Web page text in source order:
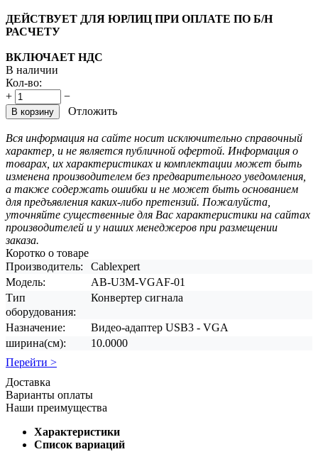
ДЕЙСТВУЕТ ДЛЯ ЮРЛИЦ ПРИ ОПЛАТЕ ПО Б/Н
РАСЧЕТУ
ВКЛЮЧАЕТ НДС
В наличии
Кол-во:
+
−
В корзину Отложить
Вся информация на сайте носит исключительно справочный
характер, и не является публичной офертой. Информация о
товарах, их характеристиках и комплектации может быть
изменена производителем без предварительного уведомления,
а также содержать ошибки и не может быть основанием
для предъявления каких-либо претензий. Пожалуйста,
уточняйте существенные для Вас характеристики на сайтах
производителей и у наших менеджеров при размещении
заказа.
Коротко о товаре
Производитель:
Cablexpert
Модель:
AB-U3M-VGAF-01
Тип
оборудования:
Конвертер сигнала
Назначение:
Видео-адаптер USB3 - VGA
ширина(см):
10.0000
Перейти >
Доставка
Варианты оплаты
Наши преимущества
Характеристики
Список вариаций